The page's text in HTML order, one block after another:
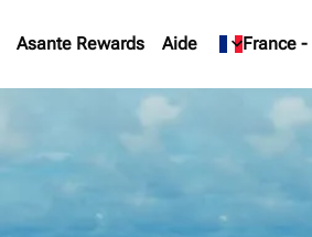
Asante Rewards Aide France -
keyboard_arrow_down